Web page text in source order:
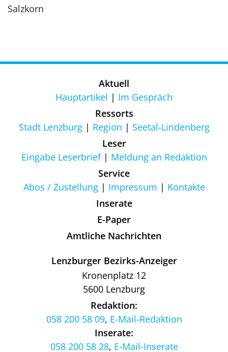
Salzkorn
Aktuell
Hauptartikel
Im Gespräch
Ressorts
Stadt Lenzburg
Region
Seetal-Lindenberg
Leser
Eingabe Leserbrief
Meldung an Redaktion
Service
Abos / Zustellung
Impressum
Kontakte
Inserate
E-Paper
Amtliche Nachrichten
Lenzburger Bezirks-Anzeiger
Kronenplatz 12
5600 Lenzburg
Redaktion:
058 200 58 09, E-Mail-Redaktion
Inserate:
058 200 58 28, E-Mail-Inserate